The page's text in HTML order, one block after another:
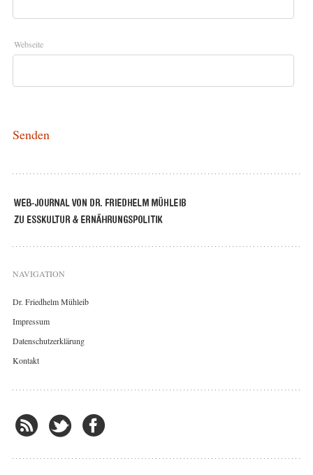
Webseite
NAVIGATION
Dr. Friedhelm Mühleib
Impressum
Datenschutzerklärung
Kontakt